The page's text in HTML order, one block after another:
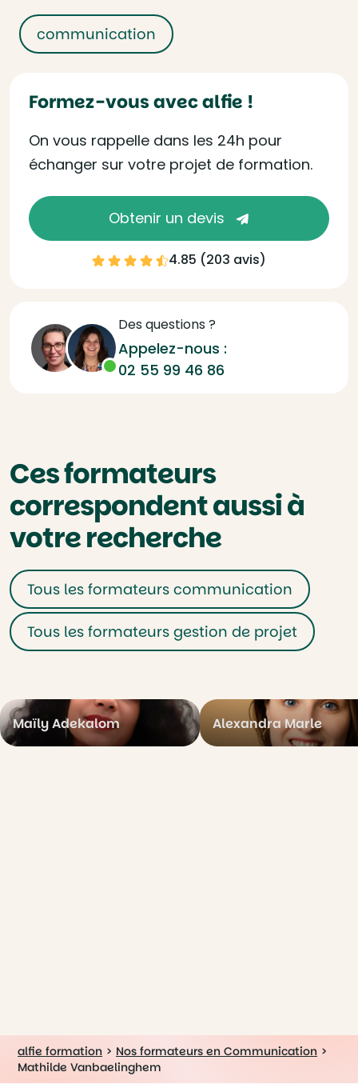
communication
Formez-vous avec alfie !
On vous rappelle dans les 24h pour
échanger sur votre projet de formation.
Obtenir un devis
4.85 (203 avis)
Des questions ?
Appelez-nous :
02 55 99 46 86
Ces formateurs
correspondent aussi à
votre recherche
Tous les formateurs communication
Tous les formateurs gestion de projet
Maïly Adekalom Alexandra Marle
alfie formation > Nos formateurs en Communication >
Mathilde Vanbaelinghem